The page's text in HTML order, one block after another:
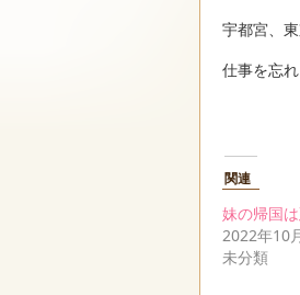
宇都宮、
仕事を忘
関連
妹の帰国
2022年10
未分類